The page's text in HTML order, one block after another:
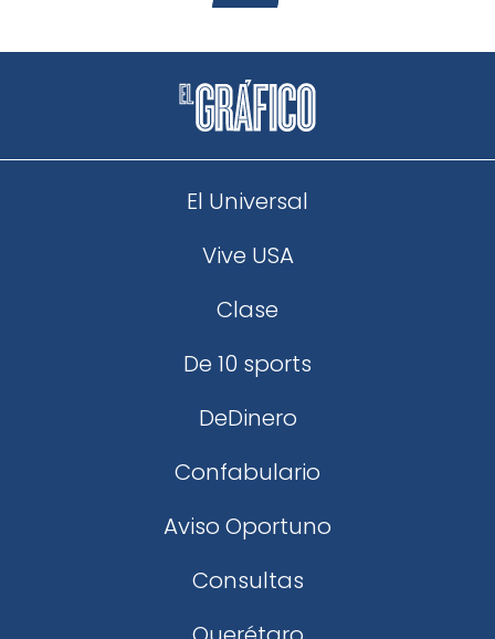
El Universal
Vive USA
Clase
De 10 sports
DeDinero
Confabulario
Aviso Oportuno
Consultas